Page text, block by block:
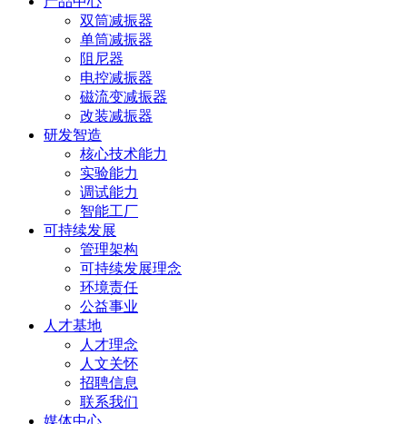
双筒减振器
单筒减振器
阻尼器
电控减振器
磁流变减振器
改装减振器
研发智造
核心技术能力
实验能力
调试能力
智能工厂
可持续发展
管理架构
可持续发展理念
环境责任
公益事业
人才基地
人才理念
人文关怀
招聘信息
联系我们
媒体中心